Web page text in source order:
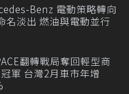
Benz 電動策略轉向
名淡出 燃油與電動並行
翻轉戰局奪回輕型商
軍 台灣2月車市年增